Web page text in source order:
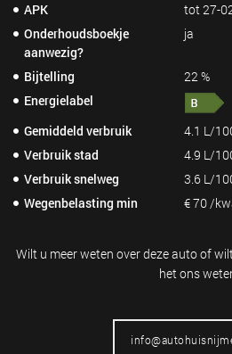
APK
tot 27-
Onderhoudsboekje
aanwezig?
ja
Bijtelling
22 %
Energielabel
Gemiddeld verbruik
4.1 L/
Verbruik stad
4.9 L/
Verbruik snelweg
3.6 L/
Wegenbelasting min
€ 70 /
Wilt u meer weten over deze auto of
het ons